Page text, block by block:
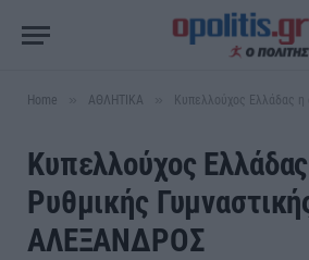
Home ΑΘΛΗΤΙΚΑ Κυπελλούχος Ελλάδας η ομάδα
Κυπελλούχος
Ρυθμικής
ΑΛΕΞΑΝΔΡΟΣ